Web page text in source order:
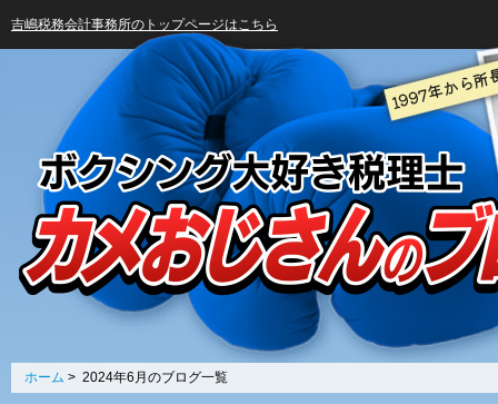
吉嶋税務会計事務所のトップページはこちら
ホーム > 2024年6月のブログ一覧